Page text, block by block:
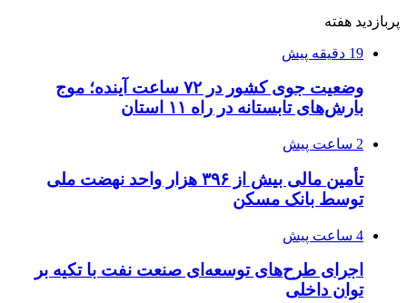
پربازدید هفته
19 دقیقه پیش
وضعیت جوی کشور در ۷۲ ساعت آینده؛ موج
بارش‌های تابستانه در راه ۱۱ استان
2 ساعت پیش
تأمین مالی بیش از ۳۹۶ هزار واحد نهضت ملی
توسط بانک مسکن
4 ساعت پیش
اجرای طرح‌های توسعه‌ای صنعت نفت با تکیه بر
توان داخلی